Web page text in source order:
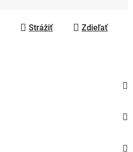
Strážiť Zdieľať